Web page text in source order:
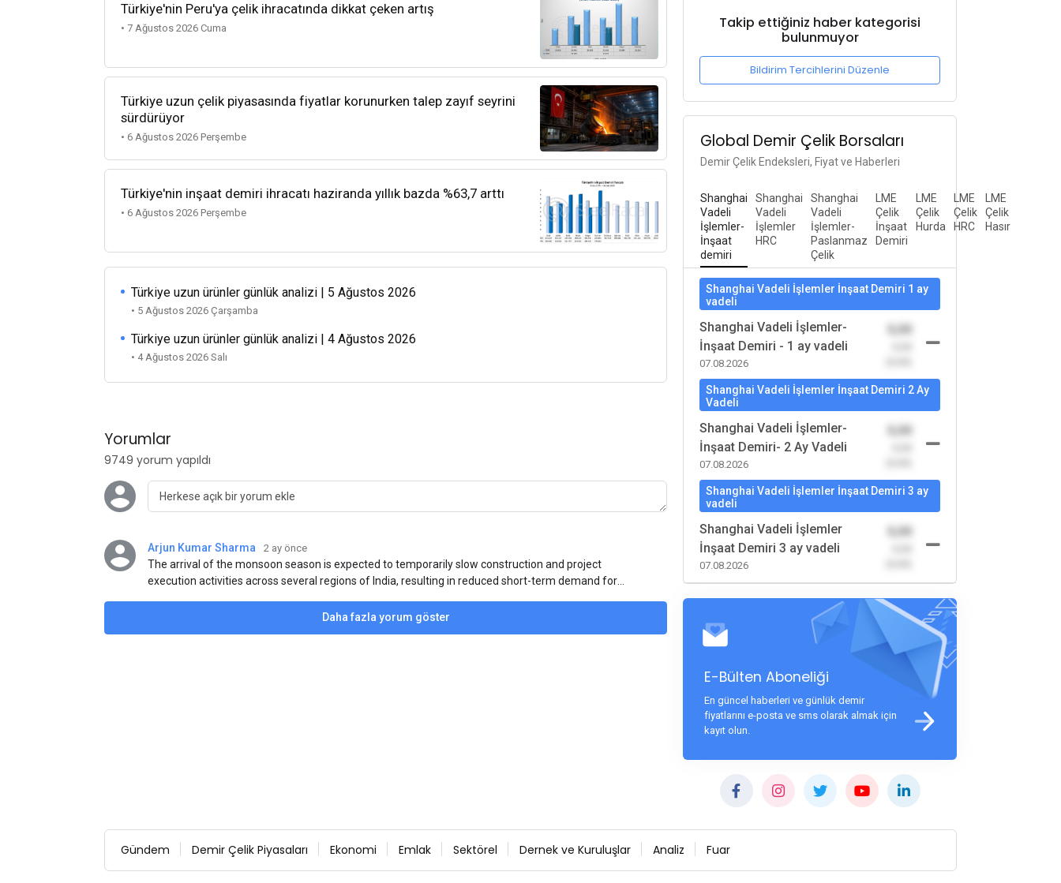
Türkiye'nin Peru'ya çelik ihracatında dikkat çeken artış
• 7 Ağustos 2026 Cuma
Türkiye uzun çelik piyasasında fiyatlar korunurken talep zayıf seyrini
sürdürüyor
• 6 Ağustos 2026 Perşembe
Türkiye'nin inşaat demiri ihracatı haziranda yıllık bazda %63,7 arttı
• 6 Ağustos 2026 Perşembe
Türkiye uzun ürünler günlük analizi | 5 Ağustos 2026
• 5 Ağustos 2026 Çarşamba
Türkiye uzun ürünler günlük analizi | 4 Ağustos 2026
• 4 Ağustos 2026 Salı
Yorumlar
9749 yorum yapıldı
Arjun Kumar Sharma 2 ay önce
The arrival of the monsoon season is expected to temporarily slow construction and project
execution activities across several regions of India, resulting in reduced short-term demand for
manufacturing, and rural construction projects is expected to provide support to the market
Daha fazla yorum göster
Takip ettiğiniz haber kategorisi
bulunmuyor
Bildirim Tercihlerini Düzenle
Global Demir Çelik Borsaları
Demir Çelik Endeksleri, Fiyat ve Haberleri
Shanghai
Vadeli
İşlemler-
İnşaat
demiri
Shanghai
Vadeli
İşlemler
HRC
Shanghai
Vadeli
İşlemler-
Paslanmaz
Çelik
LME
Çelik
İnşaat
Demiri
LME
Çelik
Hurda
LME
Çelik
HRC
LME
Çelik
Hasır
Shanghai Vadeli İşlemler İnşaat Demiri 1 ay
vadeli
Shanghai Vadeli İşlemler-
İnşaat Demiri - 1 ay vadeli
07.08.2026
0,00
Shanghai Vadeli İşlemler İnşaat Demiri 2 Ay
Vadeli
Shanghai Vadeli İşlemler-
İnşaat Demiri- 2 Ay Vadeli
07.08.2026
0,00
Shanghai Vadeli İşlemler İnşaat Demiri 3 ay
vadeli
Shanghai Vadeli İşlemler
İnşaat Demiri 3 ay vadeli
07.08.2026
0,00
E-Bülten Aboneliği
En güncel haberleri ve günlük demir
fiyatlarını e-posta ve sms olarak almak için
kayıt olun.
Gündem Demir Çelik Piyasaları Ekonomi Emlak Sektörel Dernek ve Kuruluşlar Analiz Fuar